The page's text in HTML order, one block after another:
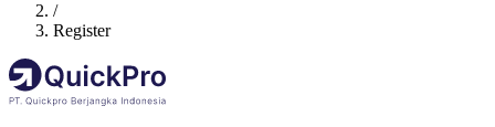
/
Register